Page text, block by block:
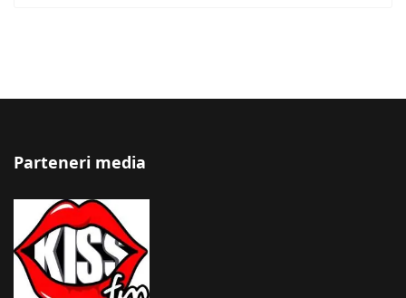
Parteneri media